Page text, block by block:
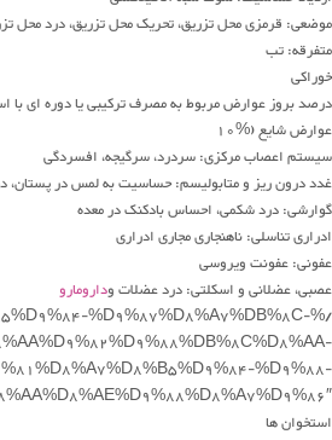
موضعی: قرمزی محل تزریق، تحریک محل تزریق، درد محل
متفرقه: تب
خوراکی
درصد بروز عوارض مربوط به مصرف ترکیبی یا دوره ای با
عوارض شایع (%10
سیستم اعصاب مرکزی: سردرد، سرگیجه، افسردگی
غدد درون ریز و متابولیسم: حساسیت به لمس در پستان،
گوارشی: درد شکمی، احساس بادکنک در معده
ادراری تناسلی: ناهنجاری مجاری ادراری
عفونی: عفونت ویروسی
عصبی، عضلانی و اسکلتی: درد عضلات ودارومارو
%D9%87%D8%A7%DB%8C-
%D9%88-
استخوان ها